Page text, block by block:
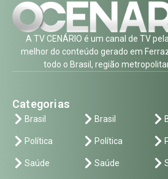
A TV CENÁRIO é um canal de TV
melhor do conteúdo gerado em
todo o Brasil, região
Categorias
Brasil
Política
Saúde
Brasil
Política
Saúde